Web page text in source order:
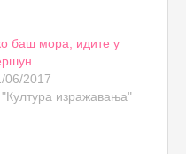
баш мора, идите у
06/2017
"Култура изражавања"